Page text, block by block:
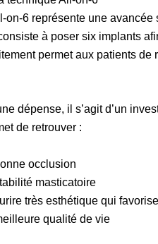
on-6 représente une
à poser six implants
permet aux patients
dépense, il s’agit d’un
de retrouver :
occlusion
masticatoire
très esthétique qui
qualité de vie